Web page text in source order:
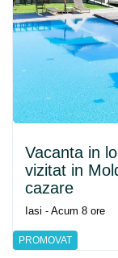
PROMOVAT
Vacanta in
vizitat in
cazare
Iasi - Acum 8 ore